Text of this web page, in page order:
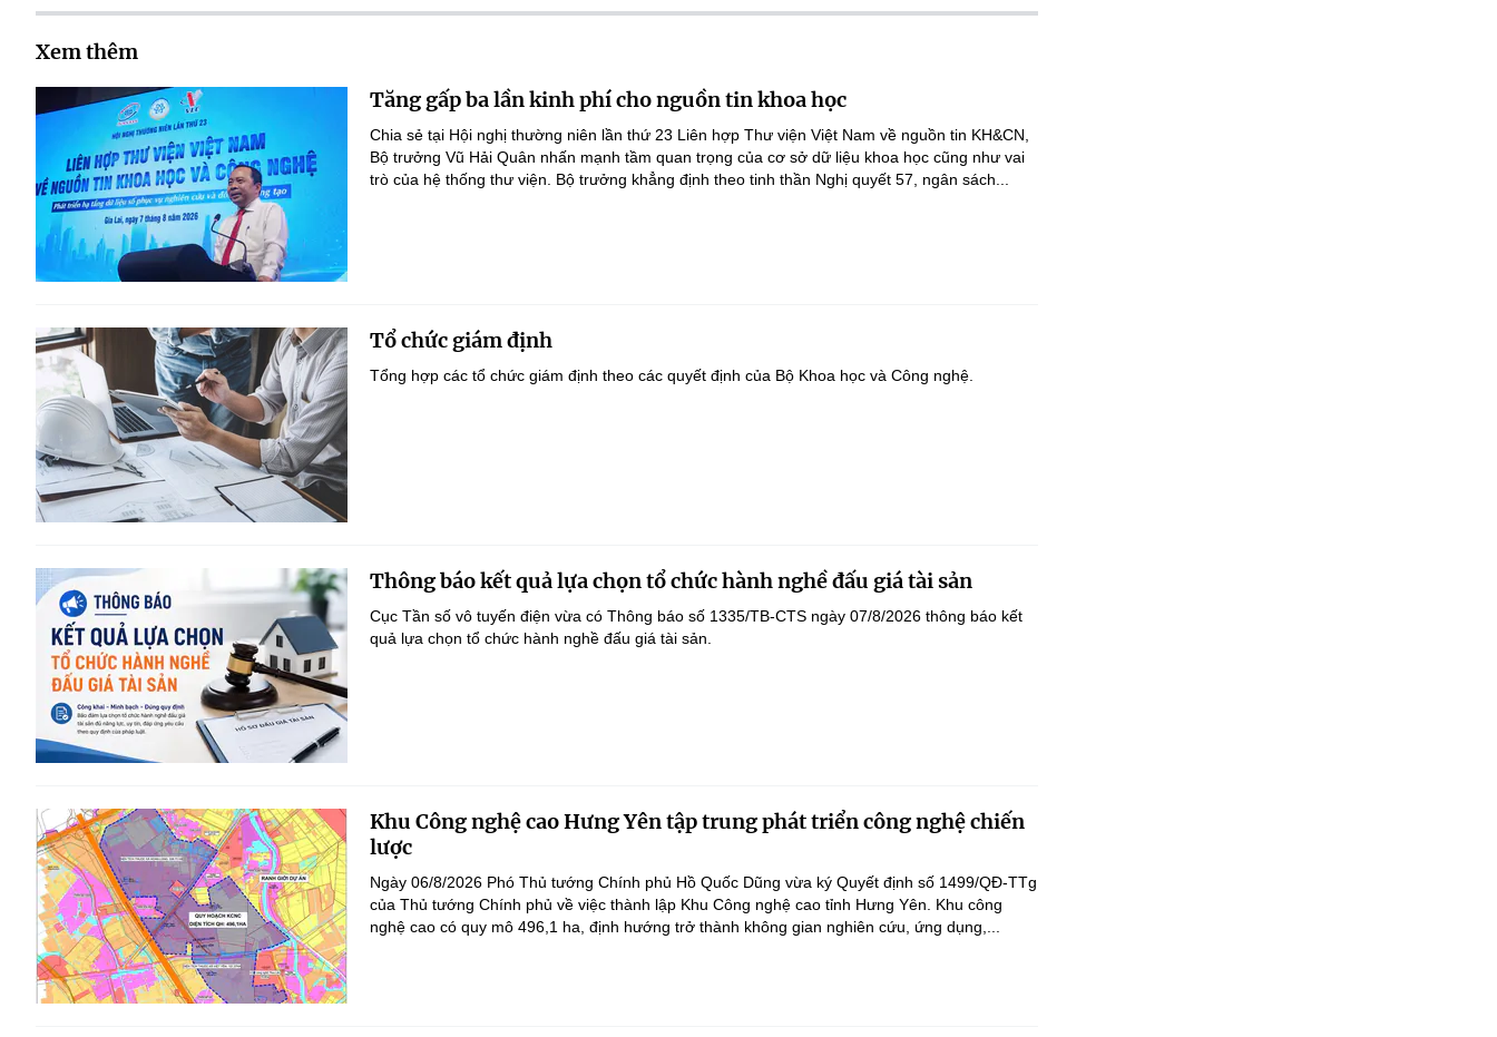
Xem thêm
Tăng gấp ba lần kinh phí cho nguồn tin khoa học
Chia sẻ tại Hội nghị thường niên lần thứ 23 Liên hợp Thư viện Việt Nam về nguồn tin KH&CN,
Bộ trưởng Vũ Hải Quân nhấn mạnh tầm quan trọng của cơ sở dữ liệu khoa học cũng như vai
trò của hệ thống thư viện. Bộ trưởng khẳng định theo tinh thần Nghị quyết 57, ngân sách...
Tổ chức giám định
Tổng hợp các tổ chức giám định theo các quyết định của Bộ Khoa học và Công nghệ.
Thông báo kết quả lựa chọn tổ chức hành nghề đấu giá tài sản
Cục Tần số vô tuyến điện vừa có Thông báo số 1335/TB-CTS ngày 07/8/2026 thông báo kết
quả lựa chọn tổ chức hành nghề đấu giá tài sản.
Khu Công nghệ cao Hưng Yên tập trung phát triển công nghệ chiến
lược
Ngày 06/8/2026 Phó Thủ tướng Chính phủ Hồ Quốc Dũng vừa ký Quyết định số 1499/QĐ-TTg
của Thủ tướng Chính phủ về việc thành lập Khu Công nghệ cao tỉnh Hưng Yên. Khu công
nghệ cao có quy mô 496,1 ha, định hướng trở thành không gian nghiên cứu, ứng dụng,...